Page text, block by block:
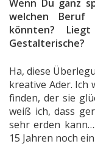
Wenn Du ganz
welchen Beruf
könnten?
Gestalterische?
Ha, diese
kreative Ader. Ich
finden, der sie
weiß ich, dass
sehr erden
15 Jahren noch